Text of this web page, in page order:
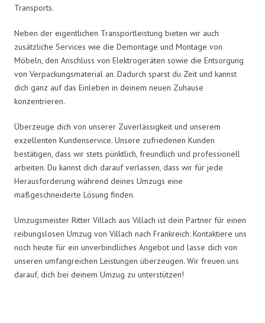
Transports.
Neben der eigentlichen Transportleistung bieten wir auch
zusätzliche Services wie die Demontage und Montage von
Möbeln, den Anschluss von Elektrogeräten sowie die Entsorgung
von Verpackungsmaterial an. Dadurch sparst du Zeit und kannst
dich ganz auf das Einleben in deinem neuen Zuhause
konzentrieren.
Überzeuge dich von unserer Zuverlässigkeit und unserem
exzellenten Kundenservice. Unsere zufriedenen Kunden
bestätigen, dass wir stets pünktlich, freundlich und professionell
arbeiten. Du kannst dich darauf verlassen, dass wir für jede
Herausforderung während deines Umzugs eine
maßgeschneiderte Lösung finden.
Umzugsmeister Ritter Villach aus Villach ist dein Partner für einen
reibungslosen Umzug von Villach nach Frankreich. Kontaktiere uns
noch heute für ein unverbindliches Angebot und lasse dich von
unseren umfangreichen Leistungen überzeugen. Wir freuen uns
darauf, dich bei deinem Umzug zu unterstützen!